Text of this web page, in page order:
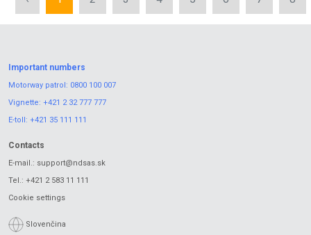
Important numbers
Motorway patrol: 0800 100 007
Vignette: +421 2 32 777 777
E-toll: +421 35 111 111
Contacts
E-mail.: support@ndsas.sk
Tel.: +421 2 583 11 111
Cookie settings
Slovenčina